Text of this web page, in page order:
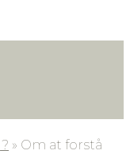
» Om at forstå